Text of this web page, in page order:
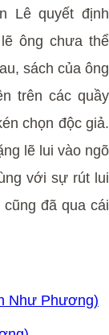
Lê quyết định
ông chưa thể
sách của ông
trên các quầy
chọn độc giả.
lẽ lui vào ngõ
với sự rút lui
đã qua cái
Như Phương)